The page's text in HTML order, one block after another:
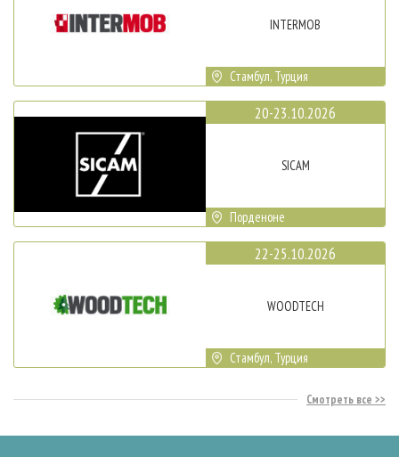
INTERMOB
Стамбул, Турция
20-23.10.2026
SICAM
Порденоне
22-25.10.2026
WOODTECH
Стамбул, Турция
Смотреть все